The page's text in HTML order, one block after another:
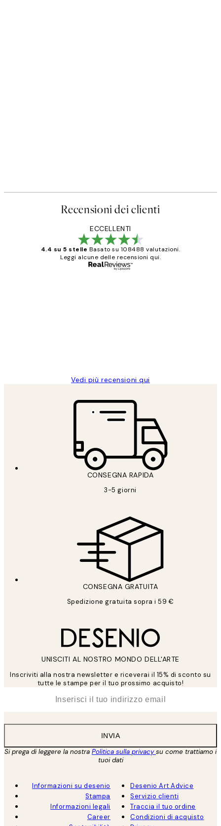
Recensioni dei clienti
ECCELLENTI
4.4 su 5 stelle Basato su 108488 valutazioni.
Leggi alcune delle recensioni qui.
Vedi più recensioni qui
CONSEGNA RAPIDA
3-5 giorni
CONSEGNA GRATUITA
Spedizione gratuita sopra i 59 €
UNISCITI AL NOSTRO MONDO DELL'ARTE
Inscriviti alla nostra newsletter e riceverai il 15% di sconto su
tutte le stampe per il tuo prossimo acquisto!
INVIA
Si prega di leggere la nostra Politica sulla privacysu come trattiamo i
tuoi dati
Informazioni su desenio
Stampa
Informazioni legali
Career
Desenio Art Advice
Servizio clienti
Traccia il tuo ordine
Condizioni di acquisto